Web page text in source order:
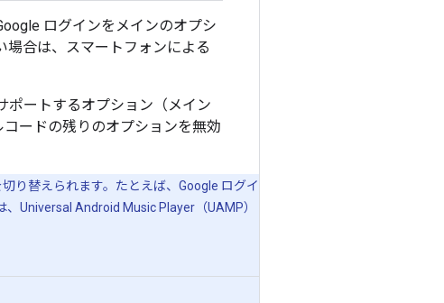
ログインをメインのオプシ
場合は、スマートフォンによる
ポートするオプション（メイン
ードの残りのオプションを無効
り替えられます。たとえば、Google ログイ
Universal Android Music Player（UAMP）